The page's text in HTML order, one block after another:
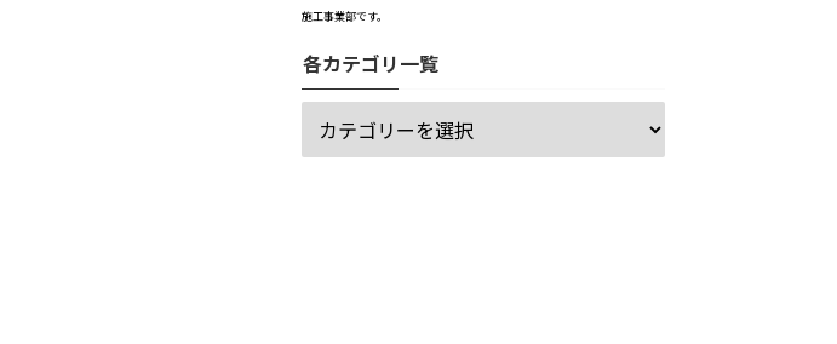
施工事業部です。
各カテゴリ一覧